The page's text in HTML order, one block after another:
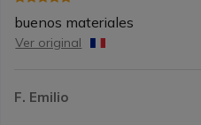
buenos materiales
Ver original
F. Emilio